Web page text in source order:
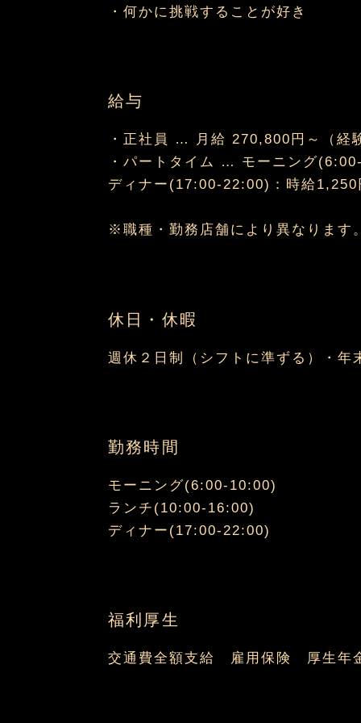
・何かに挑戦することが好き
給与
・正社員 … 月給 270,800円～（経
・パートタイム … モーニング
ディナー(17:00-22:00)：時給1,250
※職種・勤務店舗により異なります
休日・休暇
週休２日制（シフトに準ずる）・
勤務時間
モーニング(6:00-10:00)
ランチ(10:00-16:00)
ディナー(17:00-22:00)
福利厚生
交通費全額支給 雇用保険 厚生